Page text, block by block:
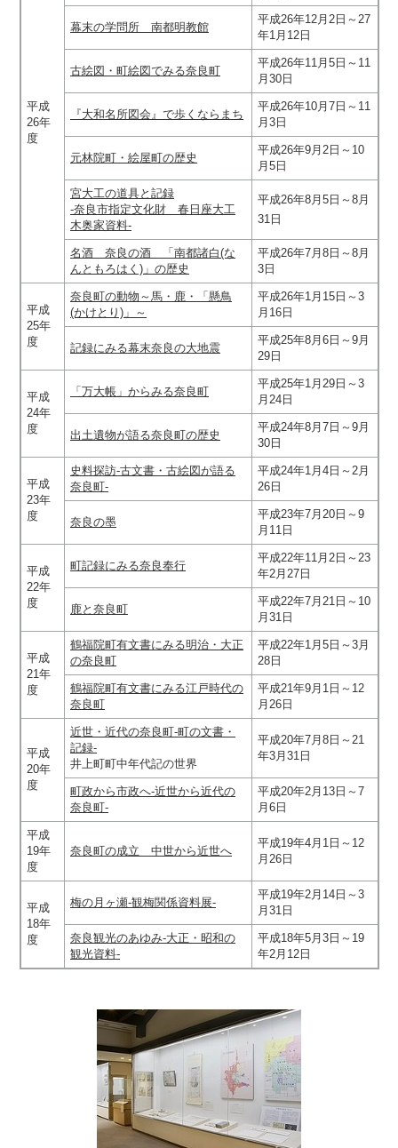
平成
26年
度
幕末の学問所 南都明教館
平成26年12月2日～27
年1月12日
古絵図・町絵図でみる奈良町
平成26年11月5日～11
月30日
『大和名所図会』で歩くならまち
平成26年10月7日～11
月3日
元林院町・絵屋町の歴史
平成26年9月2日～10
月5日
宮大工の道具と記録
‐奈良市指定文化財 春日座大工
木奥家資料‐
平成26年8月5日～8月
31日
名酒 奈良の酒 「南都諸白(な
んともろはく)」の歴史
平成26年7月8日～8月
3日
平成
25年
度
奈良町の動物～馬・鹿・「懸鳥
(かけとり)」～
平成26年1月15日～3
月16日
記録にみる幕末奈良の大地震
平成25年8月6日～9月
29日
平成
24年
度
「万大帳」からみる奈良町
平成25年1月29日～3
月24日
出土遺物が語る奈良町の歴史
平成24年8月7日～9月
30日
平成
23年
度
史料探訪-古文書・古絵図が語る
奈良町-
平成24年1月4日～2月
26日
奈良の墨
平成23年7月20日～9
月11日
平成
22年
度
町記録にみる奈良奉行
平成22年11月2日～23
年2月27日
鹿と奈良町
平成22年7月21日～10
月31日
平成
21年
度
鶴福院町有文書にみる明治・大正
の奈良町
平成22年1月5日～3月
28日
鶴福院町有文書にみる江戸時代の
奈良町
平成21年9月1日～12
月26日
平成
20年
度
近世・近代の奈良町-町の文書・
記録-
井上町町中年代記の世界
平成20年7月8日～21
年3月31日
町政から市政へ-近世から近代の
奈良町-
平成20年2月13日～7
月6日
平成
19年
度
奈良町の成立 中世から近世へ
平成19年4月1日～12
月26日
平成
18年
度
梅の月ヶ瀬-観梅関係資料展-
平成19年2月14日～3
月31日
奈良観光のあゆみ-大正・昭和の
観光資料-
平成18年5月3日～19
年2月12日